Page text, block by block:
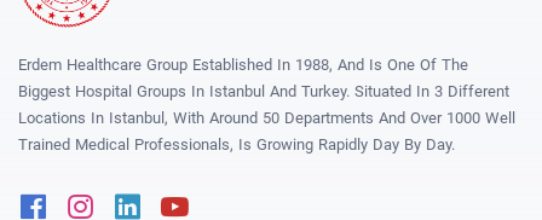
Erdem Healthcare Group Established In 1988, And Is One Of The
Biggest Hospital Groups In Istanbul And Turkey. Situated In 3 Different
Locations In Istanbul, With Around 50 Departments And Over 1000 Well
Trained Medical Professionals, Is Growing Rapidly Day By Day.
FacebookInstagram
Linkedin